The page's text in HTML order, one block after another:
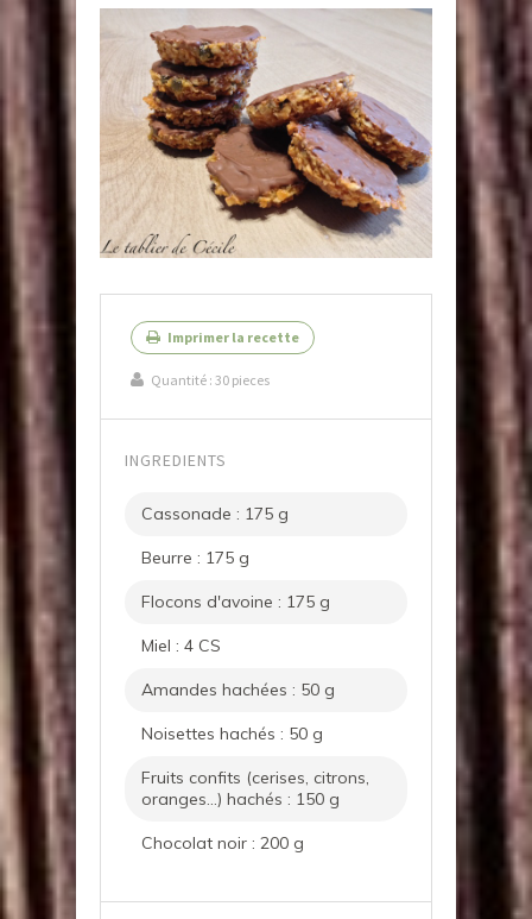
Imprimer la recette
Quantité : 30 pieces
INGREDIENTS
Cassonade : 175 g
Beurre : 175 g
Flocons d'avoine : 175 g
Miel : 4 CS
Amandes hachées : 50 g
Noisettes hachés : 50 g
Fruits confits (cerises, citrons,
oranges...) hachés : 150 g
Chocolat noir : 200 g